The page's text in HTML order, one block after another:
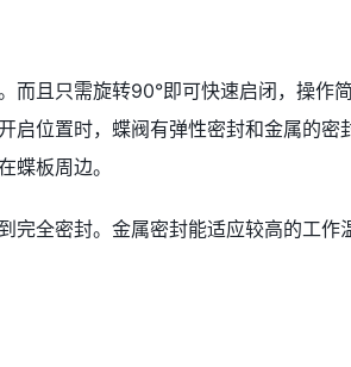
而且只需旋转90°即可快速启闭，操作简
启位置时，蝶阀有弹性密封和金属的密
蝶板周边。
完全密封。金属密封能适应较高的工作